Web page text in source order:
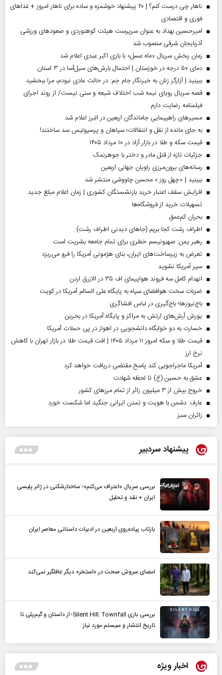
ناهار چی درست کنم؟ | ۲۰ پیشنهاد خوشمزه و ساده برای ناهار امروز + غذاهای
فوری و اقتصادی
امیرحسین بهداد به عنوان سرپرست هیئت کوهنوردی و صعودهای ورزشی
آذربایجان شرقی منصوب شد
زمان پخش سریال «ماه عسل» با بازی اکبر عبدی اعلام شد
دمای ۵۰ درجه در خوزستان | احتمال بارش‌های سیل‌آسا در ۳ استان
ببینید | آزارگر زنان به خبرنگار جام جم: در حالت عادی نبودم، مرا ببخشید
قصه سریال رویای نیمه شب اختلاف شیعه و سنی نیست/ از روند اجرای
فیلمنامه رضایت دارم
مسیر‌های راهپیمایی جاماندگان اربعین در البرز اعلام شد
به جای مانده از نقل و انتقالات؛ سپاهان و پرسپولیس سد ساختند!
قیمت سکه و طلا در بازار آزاد در ۱۰ مرداد ۱۴۰۵
جزئیات تازه از قتل مادر و دختر با جوهرنمک
رسانه‌های برون‌مرزی راویان جهانی اربعین
ببینید | «چهل روز » محسن چاووشی منتشر شد
افزایش سقف اعتبار خرید بازنشستگان کشوری | زمان اعلام مبلغ جدید
تسهیلات خرید از فروشگاه‌ها
بحران کم‌عمق
اطراف رشت کجا بریم (جاهای دیدنی اطراف رشت)
رهبر یمن: صهیونیسم خطری برای تمام جامعه بشریت است
تعرض به زیرساخت‌های ایران، بنای هژمونی آمریکا را فرو می‌ریزد
سپر آمریکا نشوید
انهدام کامل سه فروند هواپیمای اف ۳۵ در الازرق اردن
ضربات سخت هوافضای سپاه به پایگاه علی السالم آمریکا در کویت
باج‌نیوزها؛ باج‌گیری در لباس افشاگری
یورش آرش‌های ارتش به مراکز و پایگاه‌ آمریکا در بحرین
خسارت به دو خوابگاه دانشجویی در اهواز در پی حملات آمریکا
قیمت طلا و سکه امروز ۱۱ مرداد ۱۴۰۵ | افت قیمت طلا در بازار تهران با کاهش
نرخ ارز
آمریکا ماجراجویی کند پاسخ مقتضی دریافت خواهد کرد
عشق به حسین (ع) تا لحظه شهادت
خروج بیش از ۳ میلیون زائر از تمام مرز‌های کشور
عارف: دشمن با هویت و تمدن ایرانی جنگید اما شکست خورد
‌زائران سبز
پیشنهاد سردبیر
بررسی سریال «اعتراف می‌کنم»؛ ساختارشکنی در ژانر پلیسی
ایران + نقد و تحلیل
بازتاب پیاده‌روی اربعین در ادبیات داستانی معاصر ایران
امضای سروش صحت در «استخر» دیگر غافلگیر نمی‌کند
بررسی بازی Silent Hill: Townfall؛ از داستان و گیم‌پلی تا
تاریخ انتشار و سیستم مورد نیاز
اخبار ویژه